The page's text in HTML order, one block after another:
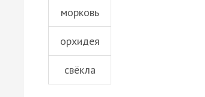
морковь
орхидея
свёкла